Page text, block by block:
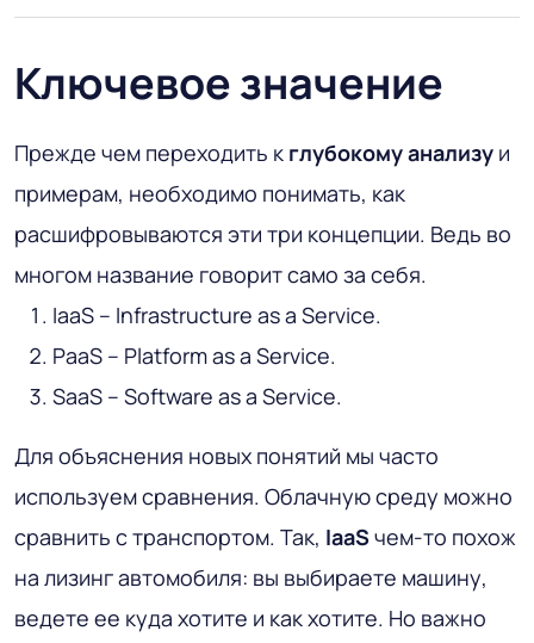
Ключевое значение
Прежде чем переходить к глубокому анализу и
примерам, необходимо понимать, как
расшифровываются эти три концепции. Ведь во
многом название говорит само за себя.
IaaS – Infrastructure as a Service.
PaaS – Platform as a Service.
SaaS – Software as a Service.
Для объяснения новых понятий мы часто
используем сравнения. Облачную среду можно
сравнить с транспортом. Так, IaaSчем-то похож
на лизинг автомобиля: вы выбираете машину,
ведете ее куда хотите и как хотите. Но важно